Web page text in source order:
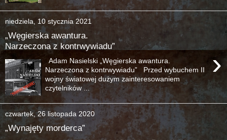
niedziela, 10 stycznia 2021
„Węgierska awantura.
Narzeczona z kontrwywiadu”
›
Adam Nasielski „Węgierska awantura.
Narzeczona z kontrwywiadu” Przed wybuchem II
wojny światowej dużym zainteresowaniem
czytelników ...
czwartek, 26 listopada 2020
„Wynajęty morderca”